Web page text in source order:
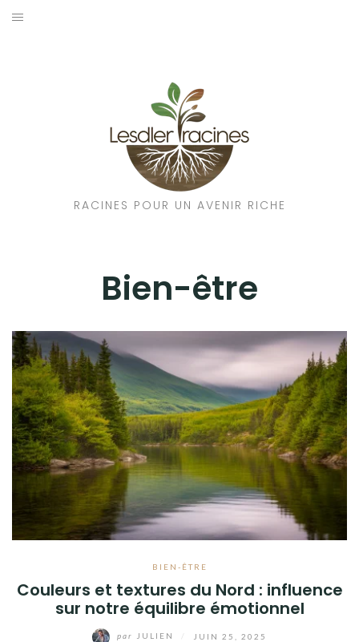
Aller
RACINES POUR UN AVENIR RICHE
Bien-être
BIEN-ÊTRE
Couleurs et textures du Nord : influence
sur notre équilibre émotionnel
par JULIEN JUIN 25, 2025
ÉDUCATION